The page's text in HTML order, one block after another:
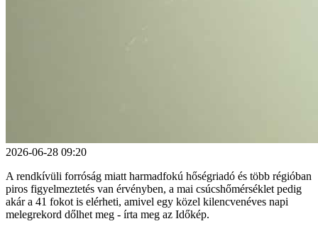
2026-06-28 09:20
A rendkívüli forróság miatt harmadfokú hőségriadó és több régióban
piros figyelmeztetés van érvényben, a mai csúcshőmérséklet pedig
akár a 41 fokot is elérheti, amivel egy közel kilencvenéves napi
melegrekord dőlhet meg - írta meg az Időkép.